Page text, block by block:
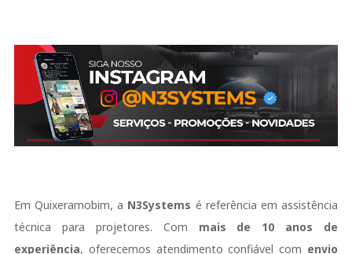
Em Quixeramobim, a N3Systems é referência em assistência
técnica para projetores. Com mais de 10 anos de
experiência, oferecemos atendimento confiável com envio